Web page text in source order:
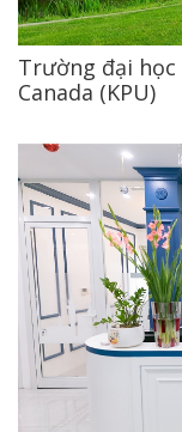
Trường đại
Canada (KPU)